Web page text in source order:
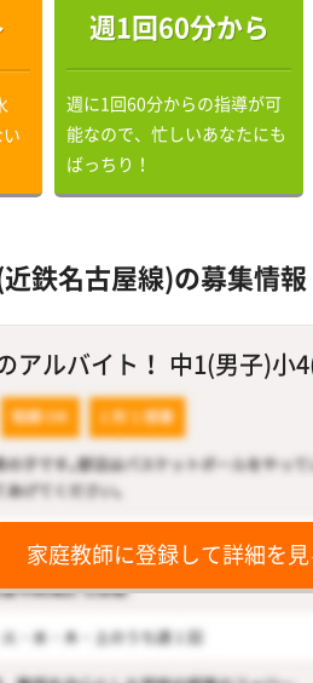
週1回60分から
週に1回60分からの指導が可
能なので、忙しいあなたにも
ばっちり！
鉄名古屋線)の募集情報
アルバイト！ 中1(男子)小
家庭教師に登録して詳細を見